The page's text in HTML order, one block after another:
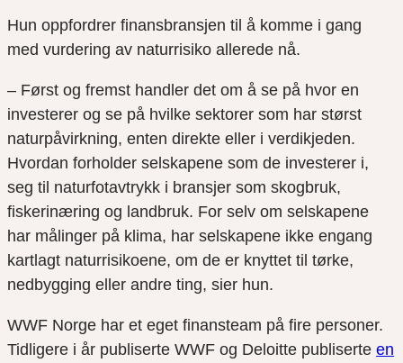
Hun oppfordrer finansbransjen til å komme i gang
med vurdering av naturrisiko allerede nå.
– Først og fremst handler det om å se på hvor en
investerer og se på hvilke sektorer som har størst
naturpåvirkning, enten direkte eller i verdikjeden.
Hvordan forholder selskapene som de investerer i,
seg til naturfotavtrykk i bransjer som skogbruk,
fiskerinæring og landbruk. For selv om selskapene
har målinger på klima, har selskapene ikke engang
kartlagt naturrisikoene, om de er knyttet til tørke,
nedbygging eller andre ting, sier hun.
WWF Norge har et eget finansteam på fire personer.
Tidligere i år publiserte WWF og Deloitte publiserte en